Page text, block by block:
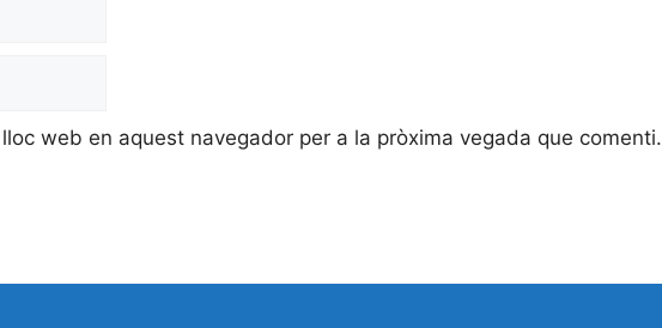
web en aquest navegador per a la pròxima vegada que comenti.